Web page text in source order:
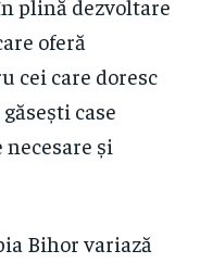
plină dezvoltare
oferă
cei care doresc
case
și
Bihor variază